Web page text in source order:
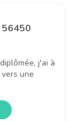
56450
j'ai à
une